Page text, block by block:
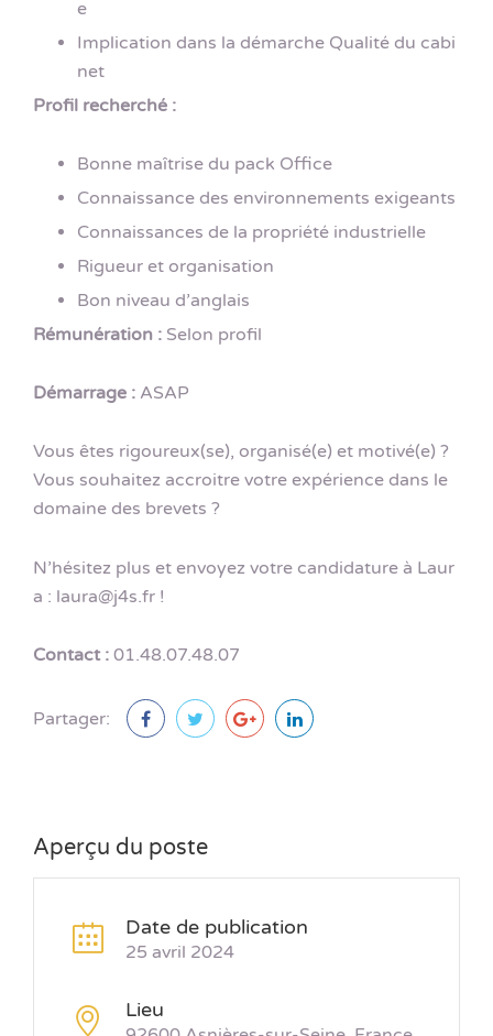
e
Implication dans la démarche Qualité du cabi
net
Profil recherché :
Bonne maîtrise du pack Office
Connaissance des environnements exigeants
Connaissances de la propriété industrielle
Rigueur et organisation
Bon niveau d’anglais
Rémunération : Selon profil
Démarrage : ASAP
Vous êtes rigoureux(se), organisé(e) et motivé(e) ?
Vous souhaitez accroitre votre expérience dans le
domaine des brevets ?
N’hésitez plus et envoyez votre candidature à Laur
a : laura@j4s.fr !
Contact : 01.48.07.48.07
Partager:
Aperçu du poste
Date de publication
25 avril 2024
Lieu